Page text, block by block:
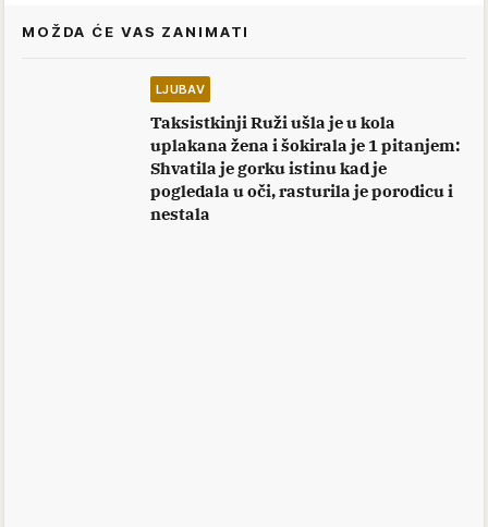
MOŽDA ĆE VAS ZANIMATI
LJUBAV
Taksistkinji Ruži ušla je u kola
uplakana žena i šokirala je 1 pitanjem:
Shvatila je gorku istinu kad je
pogledala u oči, rasturila je porodicu i
nestala